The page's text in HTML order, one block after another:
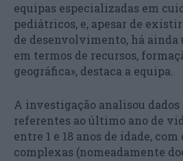
equipas especializadas em
pediátricos, e, apesar de
de desenvolvimento, há ainda
em termos de recursos,
geográfica», destaca a equipa.
A investigação analisou dados
referentes ao último ano de
entre 1 e 18 anos de idade,
complexas (nomeadamente